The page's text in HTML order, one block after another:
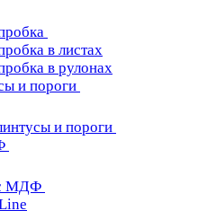
в листах
в рулонах
и пороги
и пороги
МДФ